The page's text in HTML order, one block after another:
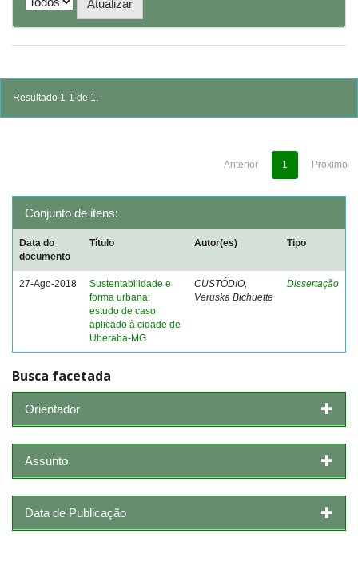
Resultado 1-1 de 1.
Anterior 1 Próximo
Conjunto de itens:
Data do
documento
Título Autor(es) Tipo
27-Ago-2018
Sustentabilidade e
forma urbana:
estudo de caso
aplicado à cidade de
Uberaba-MG
CUSTÓDIO,
Veruska Bichuette
Dissertação
Busca facetada
Orientador
Assunto
Data de Publicação